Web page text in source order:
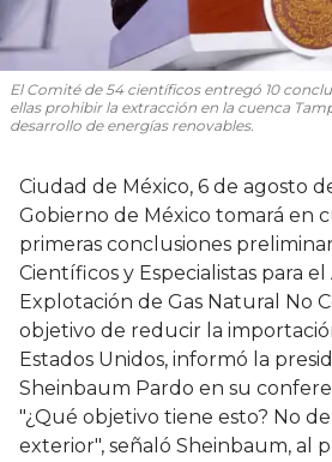
El Comité de 54 científicos entregó 10
ellas prohibir la extracción en la cuenca
desarrollo de energías renovables.
Ciudad de México, 6 de agosto
Gobierno de México tomará en
primeras conclusiones
Científicos y Especialistas para el
Explotación de Gas Natural No
objetivo de reducir la
Estados Unidos, informó la
Sheinbaum Pardo en su
"¿Qué objetivo tiene esto? No
exterior", señaló Sheinbaum, al